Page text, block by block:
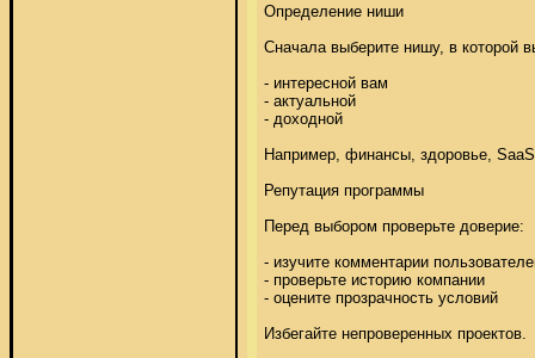
Определение ниши
Сначала выберите нишу, в которой
- интересной вам
- актуальной
- доходной
Например, финансы, здоровье,
Репутация программы
Перед выбором проверьте доверие:
- изучите комментарии
- проверьте историю компании
- оцените прозрачность условий
Избегайте непроверенных проектов.